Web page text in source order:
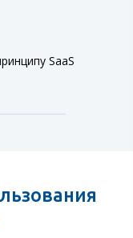
SaaS